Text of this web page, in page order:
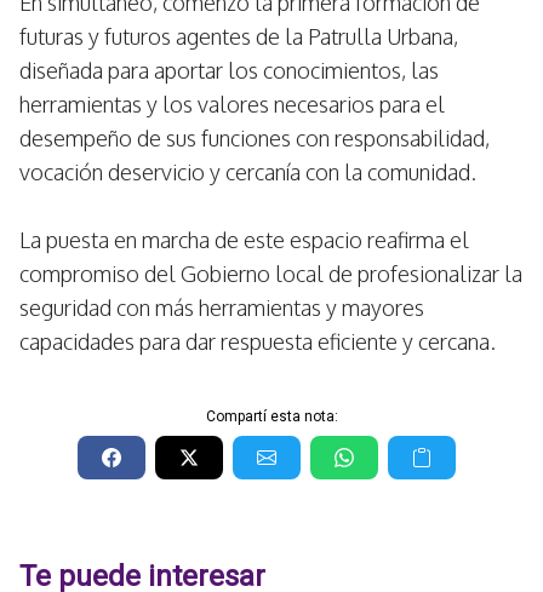
futuras y futuros agentes de la Patrulla Urbana,
diseñada para aportar los conocimientos, las
herramientas y los valores necesarios para el
desempeño de sus funciones con responsabilidad,
vocación deservicio y cercanía con la comunidad.
La puesta en marcha de este espacio reafirma el
compromiso del Gobierno local de profesionalizar la
seguridad con más herramientas y mayores
capacidades para dar respuesta eficiente y cercana.
Compartí esta nota:
Te puede interesar